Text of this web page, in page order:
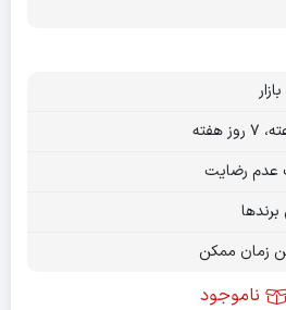
عدم رضایت
برندها
زمان ممکن
ناموجود